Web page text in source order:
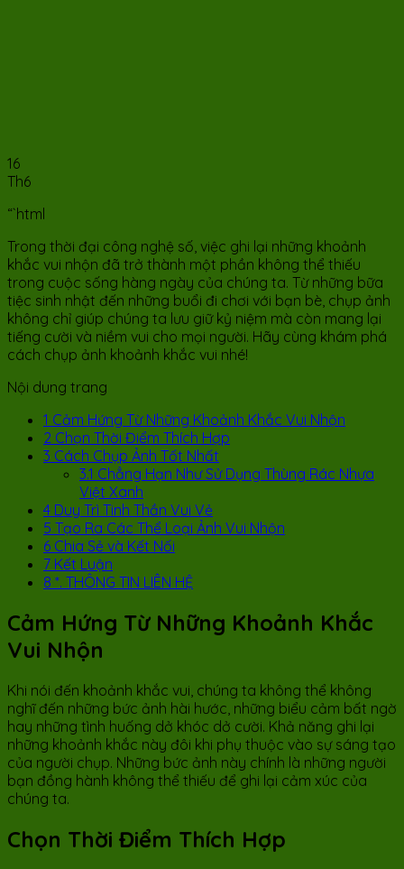
16
Th6
“`html
Trong thời đại công nghệ số, việc ghi lại những khoảnh
khắc vui nhộn đã trở thành một phần không thể thiếu
trong cuộc sống hàng ngày của chúng ta. Từ những bữa
tiệc sinh nhật đến những buổi đi chơi với bạn bè, chụp ảnh
không chỉ giúp chúng ta lưu giữ kỷ niệm mà còn mang lại
tiếng cười và niềm vui cho mọi người. Hãy cùng khám phá
cách chụp ảnh khoảnh khắc vui nhé!
Nội dung trang
1 Cảm Hứng Từ Những Khoảnh Khắc Vui Nhộn
2 Chọn Thời Điểm Thích Hợp
3 Cách Chụp Ảnh Tốt Nhất
3.1 Chẳng Hạn Như Sử Dụng Thùng Rác Nhựa
Việt Xanh
4 Duy Trì Tinh Thần Vui Vẻ
5 Tạo Ra Các Thể Loại Ảnh Vui Nhộn
6 Chia Sẻ và Kết Nối
7 Kết Luận
8 *. THÔNG TIN LIÊN HỆ
Cảm Hứng Từ Những Khoảnh Khắc
Vui Nhộn
Khi nói đến khoảnh khắc vui, chúng ta không thể không
nghĩ đến những bức ảnh hài hước, những biểu cảm bất ngờ
hay những tình huống dở khóc dở cười. Khả năng ghi lại
những khoảnh khắc này đôi khi phụ thuộc vào sự sáng tạo
của người chụp. Những bức ảnh này chính là những người
bạn đồng hành không thể thiếu để ghi lại cảm xúc của
chúng ta.
Chọn Thời Điểm Thích Hợp